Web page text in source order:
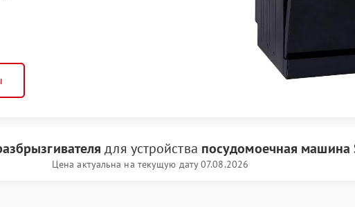
для устройства посудомоечная машина
Цена актуальна на текущую дату 07.08.2026